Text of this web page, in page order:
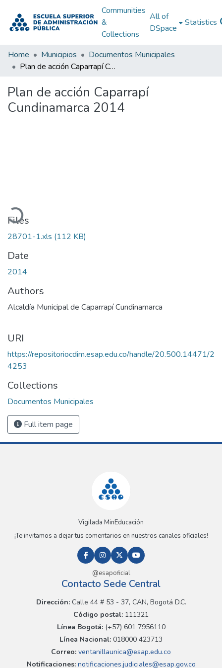
Communities
&
Collections
All of
DSpace
Statistics
Home Municipios
Documentos Municipales
Plan de acción Caparrapí Cundinamarca 2014
Plan de acción Caparrapí
Cundinamarca 2014
Loading...
Files
28701-1.xls (112 KB)
Date
2014
Authors
Alcaldía Municipal de Caparrapí Cundinamarca
URI
https://repositoriocdim.esap.edu.co/handle/20.500.14471/2
4253
Collections
Documentos Municipales
Full item page
Vigilada MinEducación
¡Te invitamos a dejar tus comentarios en nuestros canales oficiales!
@esapoficial
Contacto Sede Central
Dirección:Calle 44 # 53 - 37, CAN, Bogotá D.C.
Código postal: 111321
Línea Bogotá:(+57) 601 7956110
Línea Nacional: 018000 423713
Correo: ventanillaunica@esap.edu.co
Notificaciones:notificaciones.judiciales@esap.gov.co